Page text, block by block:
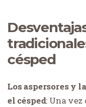
césped
Los aspersores y
el césped: Una vez